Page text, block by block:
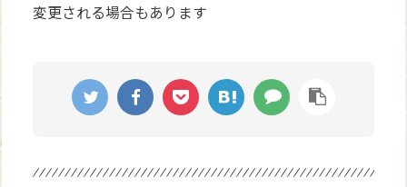
変更される場合もあります